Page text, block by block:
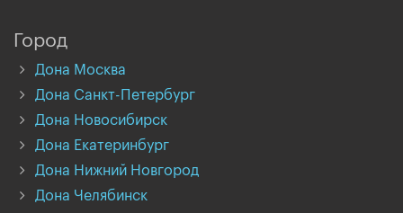
Город
Дона Москва
Дона Санкт-Петербург
Дона Новосибирск
Дона Екатеринбург
Дона Нижний Новгород
Дона Челябинск